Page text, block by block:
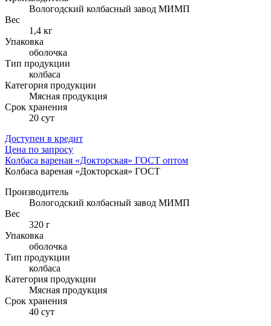
Вологодский колбасный завод МИМП
Вес
1,4 кг
Упаковка
оболочка
Тип продукции
колбаса
Категория продукции
Мясная продукция
Cрок хранения
20 сут
Доступен в кредит
Цена по запросу
Колбаса вареная «Докторская» ГОСТ оптом
Колбаса вареная «Докторская» ГОСТ
Производитель
Вологодский колбасный завод МИМП
Вес
320 г
Упаковка
оболочка
Тип продукции
колбаса
Категория продукции
Мясная продукция
Cрок хранения
40 сут